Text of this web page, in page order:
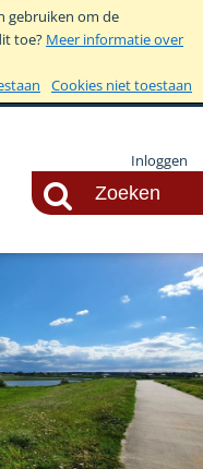
gebruiken om de
toe? Meer informatie over
Cookies niet toestaan
Inloggen